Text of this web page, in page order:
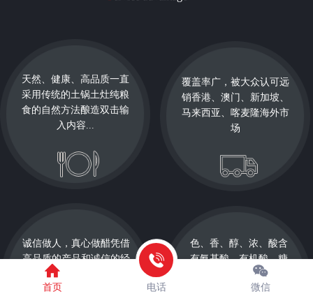
天然、健康、高品质一直
采用传统的土锅土灶纯粮
食的自然方法酿造双击输
入内容...
覆盖率广，被大众认可远
销香港、澳门、新加坡、
马来西亚、喀麦隆海外市
场
色、香、醇、浓、酸含
有氨基酸、有机酸、糖
类、维生素等人体所需
诚信做人，真心做醋凭借
高品质的产品和诚信的经
营理念立足于社会
首页
电话 微信